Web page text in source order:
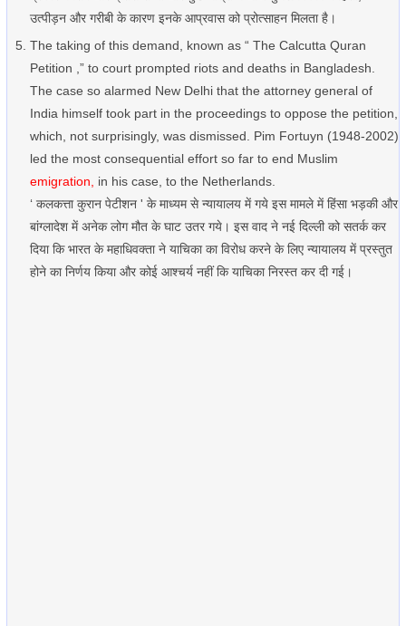
उत्पीड़न और गरीबी के कारण इनके आप्रवास को प्रोत्साहन मिलता है।
The taking of this demand, known as “ The Calcutta Quran
Petition ,” to court prompted riots and deaths in Bangladesh.
The case so alarmed New Delhi that the attorney general of
India himself took part in the proceedings to oppose the petition,
which, not surprisingly, was dismissed. Pim Fortuyn (1948-2002)
led the most consequential effort so far to end Muslim
emigration,
in his case, to the Netherlands.
‘ कलकत्ता कुरान पेटीशन ' के माध्यम से न्यायालय में गये इस मामले में हिंसा भड़की और
बांग्लादेश में अनेक लोग मौत के घाट उतर गये। इस वाद ने नई दिल्ली को सतर्क कर
दिया कि भारत के महाधिवक्ता ने याचिका का विरोध करने के लिए न्यायालय में प्रस्तुत
होने का निर्णय किया और कोई आश्चर्य नहीं कि याचिका निरस्त कर दी गई।